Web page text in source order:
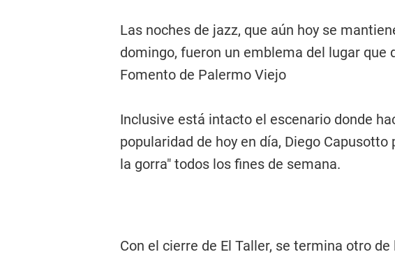
Las noches de jazz, que aún hoy se
domingo, fueron un emblema del lugar que
Fomento de Palermo Viejo
Inclusive está intacto el escenario donde
popularidad de hoy en día, Diego
la gorra" todos los fines de semana.
Con el cierre de El Taller, se termina otro